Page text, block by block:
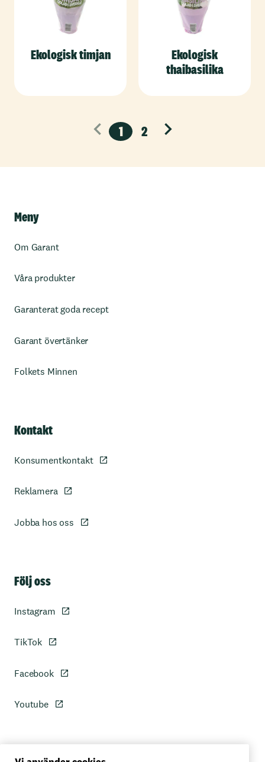
Ekologisk timjan
Ekologisk
thaibasilika
1 2 Nästa
Meny
Om Garant
Våra produkter
Garanterat goda recept
Garant övertänker
Folkets Minnen
Kontakt
Konsumentkontakt
Reklamera
Jobba hos oss
Följ oss
Instagram
TikTok
Facebook
Youtube